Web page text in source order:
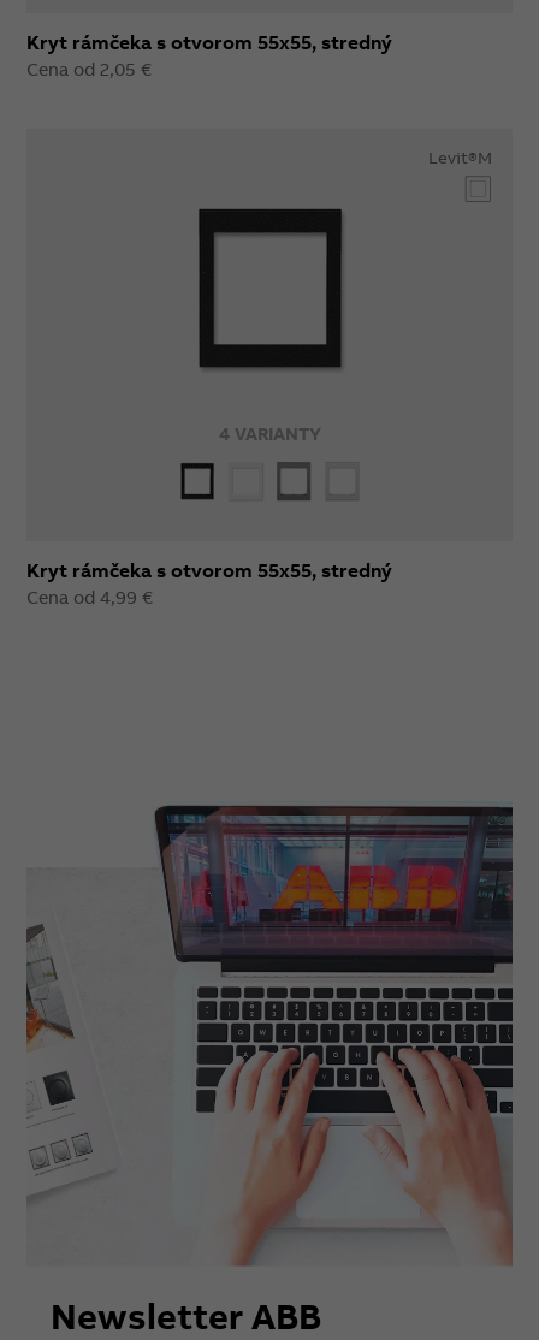
Kryt rámčeka s otvorom 55x55, stredný
Cena od 2,05 €
4 VARIANTY
Levit®M
Kryt rámčeka s otvorom 55x55, stredný
Cena od 4,99 €
Newsletter ABB